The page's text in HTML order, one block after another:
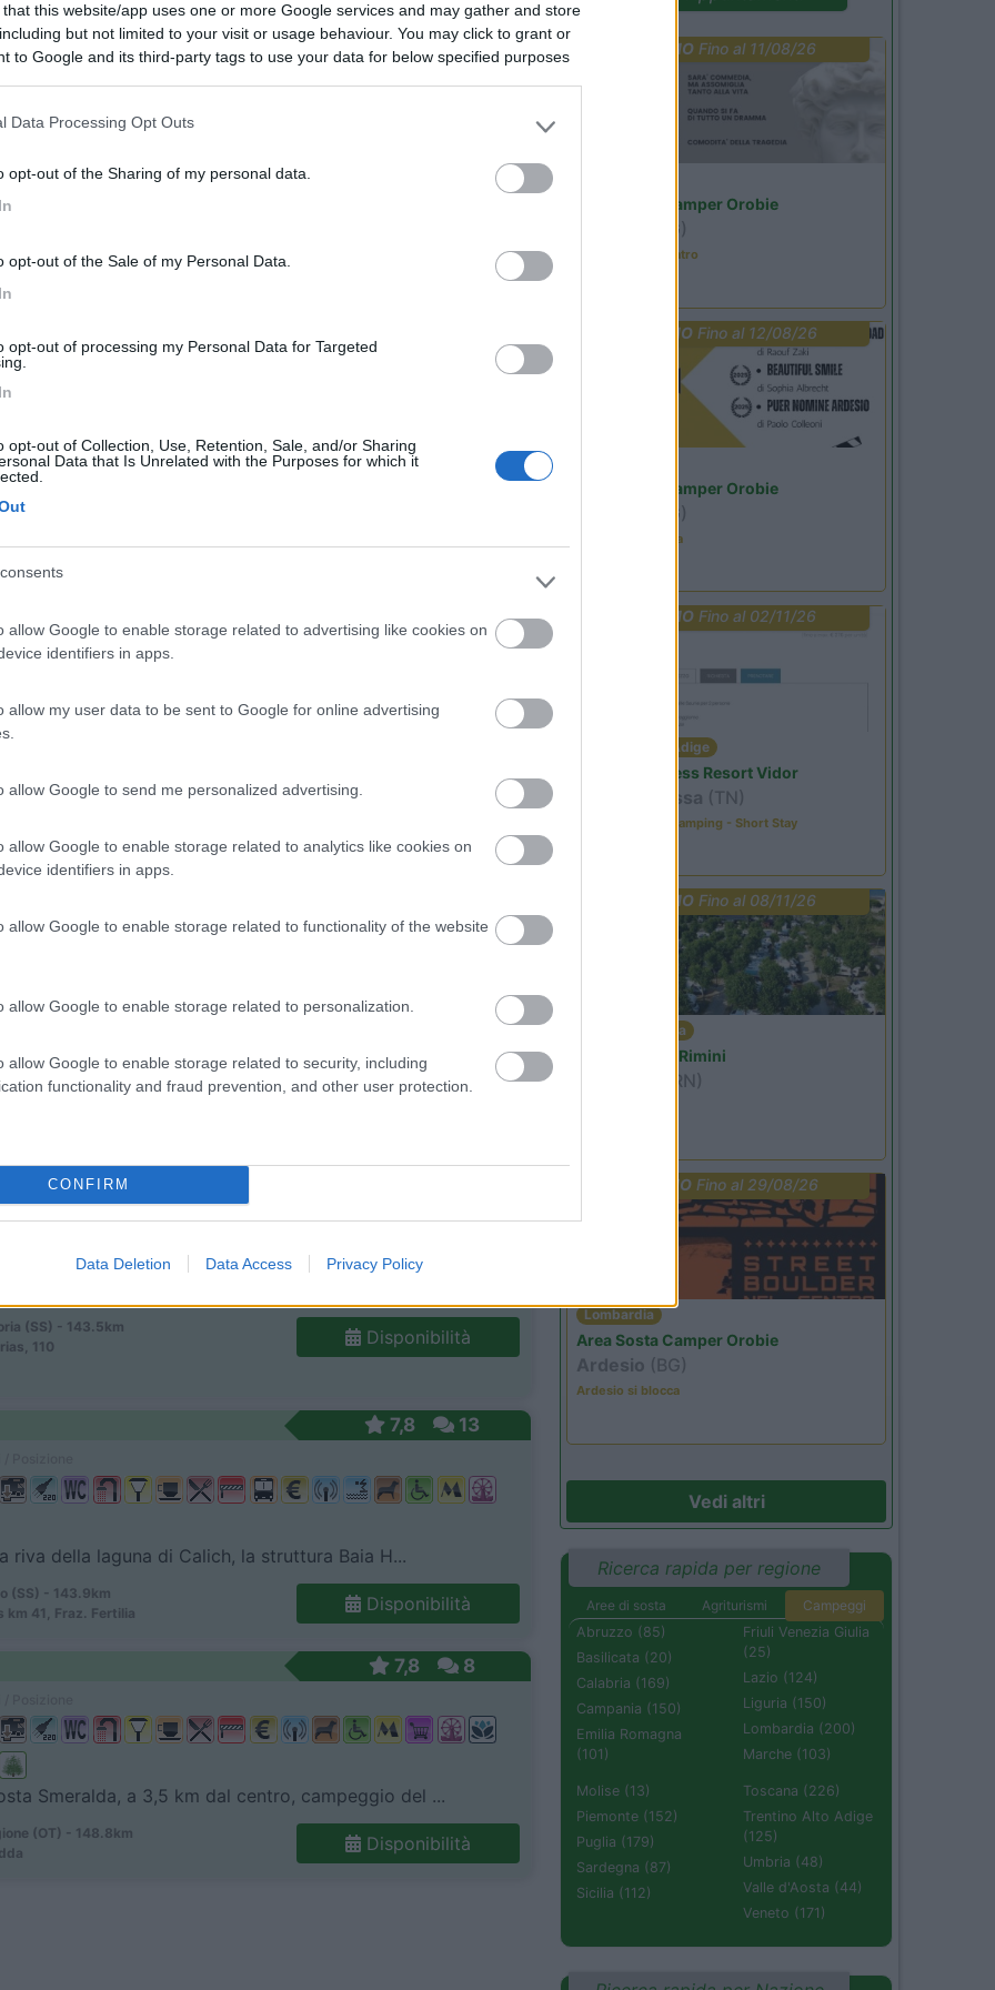
that this website/app uses one or more Google services and may gather and store
but not limited to your visit or usage behaviour. You may click to grant or
to Google and its third-party tags to use your data for below specified purposes
Data Processing Opt Outs
opt-out of the Sharing of my personal data.
opt-out of the Sale of my Personal Data.
opt-out of processing my Personal Data for Targeted
opt-out of Collection, Use, Retention, Sale, and/or Sharing
Data that Is Unrelated with the Purposes for which it
allow Google to enable storage related to advertising like cookies on
identifiers in apps.
allow my user data to be sent to Google for online advertising
allow Google to send me personalized advertising.
allow Google to enable storage related to analytics like cookies on
identifiers in apps.
allow Google to enable storage related to functionality of the website
allow Google to enable storage related to personalization.
allow Google to enable storage related to security, including
functionality and fraud prevention, and other user protection.
CONFIRM
Data Deletion Data Access Privacy Policy
Sparse 17
nella Sardegna sud orientale, all'interno di un'o...
(CA) - 56.6km
7,9
Posizione
(CA) - 76.2km
2 – Loc. Campulongu
Disponibilità
7,2
Posizione
nord-orientale della Sardegna, a circa 800 me...
(NU) - 108km
di Pula (CA) - 109.5km
Disponibilità
Posizione
(SS) - 143.5km
110
Disponibilità
7,8 13
riva della laguna di Calich, la struttura Baia H...
(SS) - 143.9km
km 41, Fraz. Fertilia
Disponibilità
7,8 8
Smeralda, a 3,5 km dal centro, campeggio del ...
(OT) - 148.8km
Disponibilità
PROMO Fino al 11/08/26
Area Sosta Camper Orobie
(BG)
Incontri con il teatro
PROMO Fino al 12/08/26
Area Sosta Camper Orobie
(BG)
Estate in cineteca
PROMO Fino al 02/11/26
Trentino Alto Adige
Family Wellness Resort Vidor
Pozza di Fassa (TN)
Happy & Active Camping - Short Stay
PROMO Fino al 08/11/26
Emilia Romagna
Camper Park Rimini
(RN)
PROMO Fino al 29/08/26
Lombardia
Area Sosta Camper Orobie
Ardesio (BG)
Ardesio si blocca
Vedi altri
Ricerca rapida per regione
Aree di sosta Agriturismi
Campeggi
Abruzzo (85)
Basilicata (20)
Calabria (169)
Campania (150)
Emilia Romagna
(101)
Friuli Venezia Giulia
(25)
Lazio (124)
Liguria (150)
Lombardia (200)
Marche (103)
Molise (13)
Piemonte (152)
Puglia (179)
Sardegna (87)
Sicilia (112)
Toscana (226)
Trentino Alto Adige
(125)
Umbria (48)
Valle d'Aosta (44)
Veneto (171)